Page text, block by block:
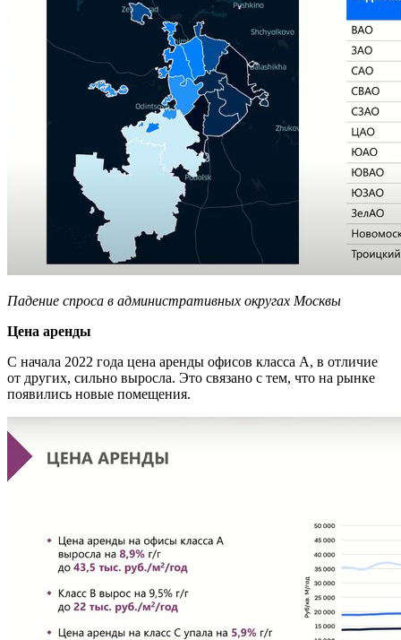
Падение спроса в административных округах Москвы
Цена аренды
С начала 2022 года цена аренды офисов класса А, в отличие
от других, сильно выросла. Это связано с тем, что на рынке
появились новые помещения.